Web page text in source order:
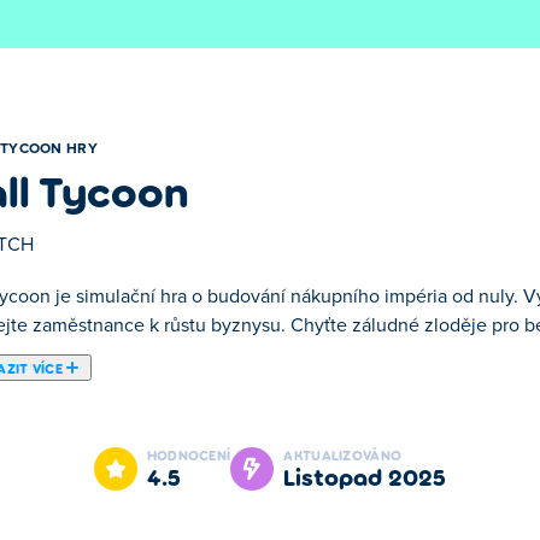
TYCOON HRY
Tycoon
je simulační hra o budování nákupního impéria od nuly.
zaměstnance k růstu byznysu. Chyťte záludné zloděje pro
VÍCE
a provozujete své vlastní nákupní centrum! Vyberte si
centra vytvořit nákupní impérium a zároveň udržet zločin na
HODNOCENÍ
4.5
AKTUALIZOVÁNO
listopad 2025